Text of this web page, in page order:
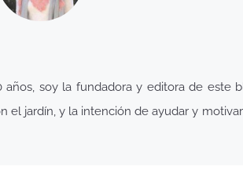
soy la fundadora y editora de este
el jardín, y la intención de ayudar y